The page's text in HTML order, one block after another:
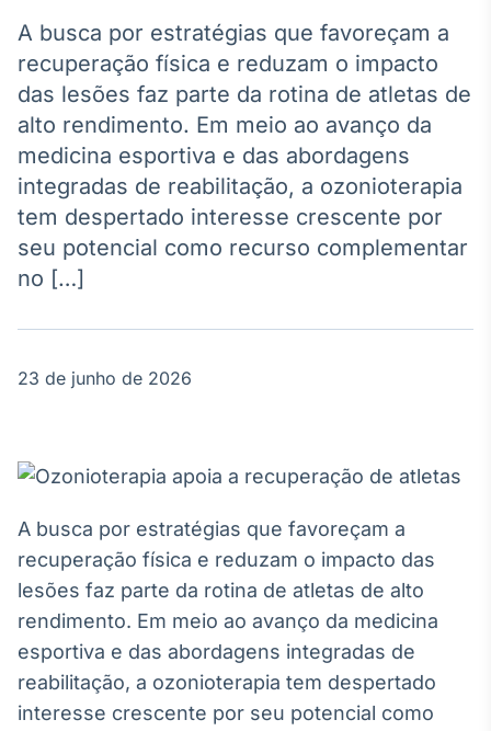
Agro
Tudo sobre o
agronegócio
Broadcast
Político
Os bastidores da
tempo real
Broadcast
Broadcast
White Label
Plataforma para
conteúdos
personalizados
Soluções de Dados
e Conteúdos
Broadcast
OTC
Plataforma para
A busca por estratégias que favoreçam a
recuperação física e reduzam o impacto
das lesões faz parte da rotina de atletas de
alto rendimento. Em meio ao avanço da
medicina esportiva e das abordagens
integradas de reabilitação, a ozonioterapia
tem despertado interesse crescente por
seu potencial como recurso complementar
no […]
23 de junho de 2026
A busca por estratégias que favoreçam a
recuperação física e reduzam o impacto das
lesões faz parte da rotina de atletas de alto
rendimento. Em meio ao avanço da medicina
esportiva e das abordagens integradas de
reabilitação, a ozonioterapia tem despertado
interesse crescente por seu potencial como